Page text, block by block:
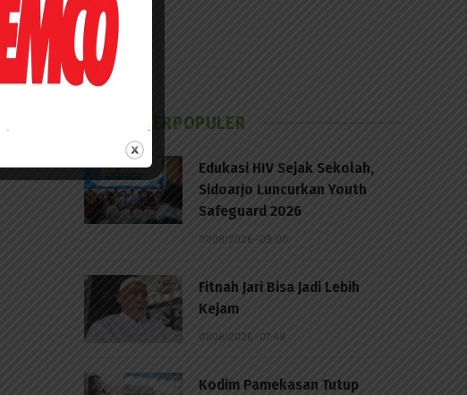
BERITA TERPOPULER
Edukasi HIV Sejak Sekolah,
Sidoarjo Luncurkan Youth
Safeguard 2026
07/08/2026 - 09:00
Fitnah Jari Bisa Jadi Lebih
Kejam
07/08/2026 - 07:49
Kodim Pamekasan Tutup